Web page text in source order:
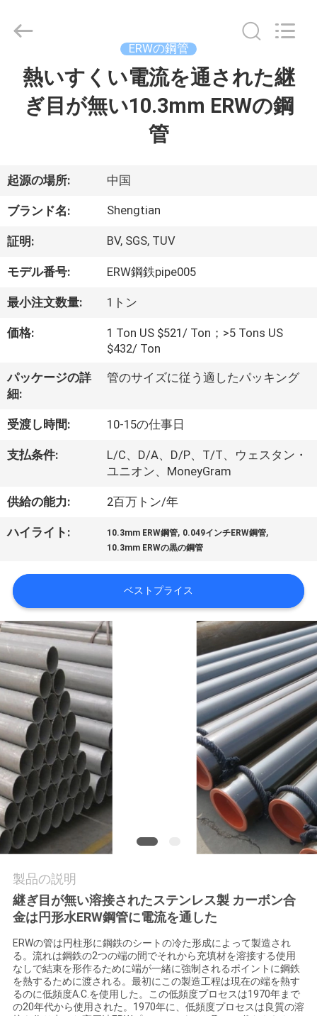
製
品
ビ
デ
VR
シ
ョ
ー
企
業
報
会
社
案
内
品
質
管
理
お
問
い
合
Fittings
Group
Reserved.
Developed
ERWの鋼管
熱いすくい電流を通された継
ぎ目が無い10.3mm ERWの鋼
管
起源の場所: 中国
ブランド名: Shengtian
証明: BV, SGS, TUV
モデル番号: ERW鋼鉄pipe005
最小注文数量: 1トン
価格:
1 Ton US $521/ Ton；>5 Tons US
$432/ Ton
パッケージの詳
細:
管のサイズに従う適したパッキング
受渡し時間: 10-15の仕事日
支払条件:
L/C、D/A、D/P、T/T、ウェスタン・
ユニオン、MoneyGram
供給の能力: 2百万トン/年
ハイライト: 10.3mm ERW鋼管, 0.049インチERW鋼管,
10.3mm ERWの黒の鋼管
ベストプライス
製品の説明
継ぎ目が無い溶接されたステンレス製 カーボン合
金は円形水ERW鋼管に電流を通した
ERWの管は円柱形に鋼鉄のシートの冷た形成によって製造され
る。流れは鋼鉄の2つの端の間でそれから充填材を溶接する使用
なしで結束を形作るために端が一緒に強制されるポイントに鋼鉄
を熱するために渡される。最初にこの製造工程は現在の端を熱す
るのに低頻度A.C.を使用した。この低頻度プロセスは1970年まで
の20年代から使用された。1970年に、低頻度プロセスは良質の溶